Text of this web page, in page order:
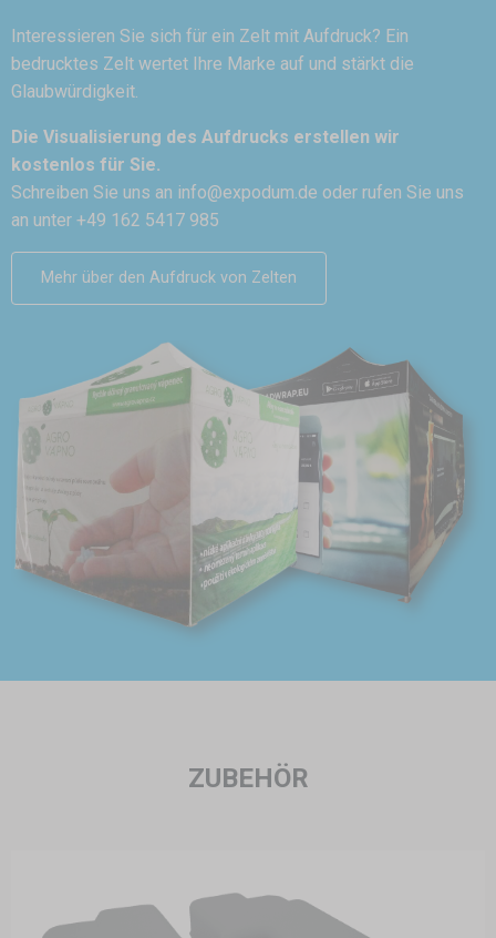
Interessieren Sie sich für ein Zelt mit Aufdruck? Ein
bedrucktes Zelt wertet Ihre Marke auf und stärkt die
Glaubwürdigkeit.
Die Visualisierung des Aufdrucks erstellen wir
kostenlos für Sie.
Schreiben Sie uns an info@expodum.de oder rufen Sie uns
an unter +49 162 5417 985
Mehr über den Aufdruck von Zelten
ZUBEHÖR